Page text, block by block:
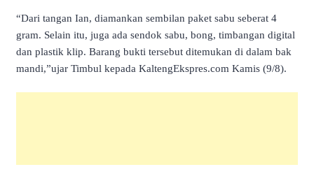
“Dari tangan Ian, diamankan sembilan paket sabu seberat 4
gram. Selain itu, juga ada sendok sabu, bong, timbangan digital
dan plastik klip. Barang bukti tersebut ditemukan di dalam bak
mandi,”ujar Timbul kepada KaltengEkspres.com Kamis (9/8).